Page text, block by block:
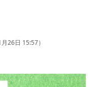
26日 15:57）